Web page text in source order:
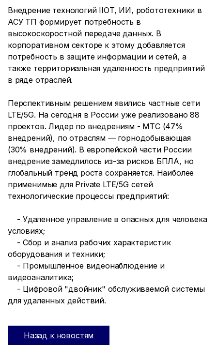
Внедрение технологий IIOT, ИИ, робототехники в
АСУ ТП формирует потребность в
высокоскоростной передаче данных. В
корпоративном секторе к этому добавляется
потребность в защите информации и сетей, а
также территориальная удаленность предприятий
в ряде отраслей.
Перспективным решением явились частные сети
LTE/5G. На сегодня в России уже реализовано 88
проектов. Лидер по внедрениям - МТС (47%
внедрений), по отраслям — горнодобывающая
(30% внедрений). В европейской части России
внедрение замедлилось из-за рисков БПЛА, но
глобальный тренд роста сохраняется. Наиболее
применимые для Private LTE/5G сетей
технологические процессы предприятий:
- Удаленное управление в опасных для человека
условиях;
- Сбор и анализ рабочих характеристик
оборудования и техники;
- Промышленное видеонаблюдение и
видеоаналитика;
- Цифровой "двойник" обслуживаемой системы
для удаленных действий.
Назад к новостям